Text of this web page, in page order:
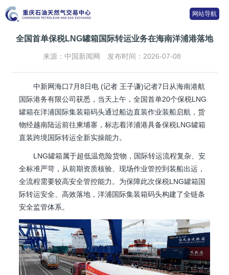
网站导航
全国首单保税LNG罐箱国际转运业务在海南洋浦港落地
来源：中国新闻网 发布时间：2026-07-08
中新网海口7月8日电 (记者 王子谦)记者7日从海南港航
国际港务有限公司获悉，当天上午，全国首单20个保税LNG
罐箱在洋浦国际集装箱码头通过船边直装作业装船启航，货
物经越南陆运前往柬埔寨，标志着洋浦港具备保税LNG罐箱
直装跨境国际转运全新实操能力。
LNG罐箱属于超低温危险货物，国际转运流程复杂、安
全标准严苛，从前期资质核验、现场作业管控到装船出运，
全流程需要较高安全管控能力。为保障此次保税LNG罐箱国
际转运安全、高效落地，洋浦国际集装箱码头构建了全链条
安全监管体系。